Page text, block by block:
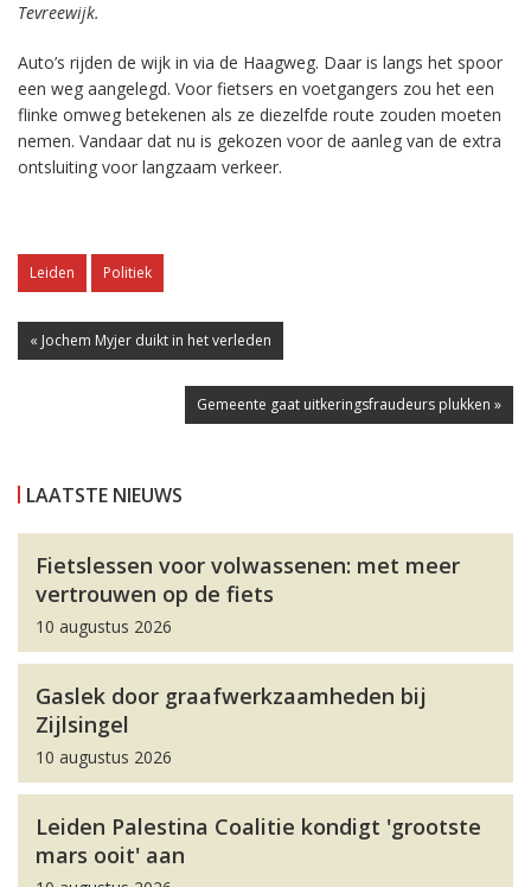
Tevreewijk.
Auto’s rijden de wijk in via de Haagweg. Daar is langs het spoor
een weg aangelegd. Voor fietsers en voetgangers zou het een
flinke omweg betekenen als ze diezelfde route zouden moeten
nemen. Vandaar dat nu is gekozen voor de aanleg van de extra
ontsluiting voor langzaam verkeer.
Leiden Politiek
« Jochem Myjer duikt in het verleden
Gemeente gaat uitkeringsfraudeurs plukken »
LAATSTE NIEUWS
Fietslessen voor volwassenen: met meer
vertrouwen op de fiets
10 augustus 2026
Gaslek door graafwerkzaamheden bij
Zijlsingel
10 augustus 2026
Leiden Palestina Coalitie kondigt 'grootste
mars ooit' aan